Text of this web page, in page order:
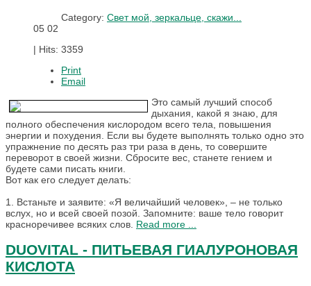
Category: Свет мой, зеркальце, скажи...
05 02
| Hits: 3359
Print
Email
Это самый лучший способ
дыхания, какой я знаю, для
полного обеспечения кислородом всего тела, повышения
энергии и похудения. Если вы будете выполнять только одно это
упражнение по десять раз три раза в день, то совершите
переворот в своей жизни. Сбросите вес, станете гением и
будете сами писать книги.
Вот как его следует делать:
1. Встаньте и заявите: «Я величайший человек», – не только
вслух, но и всей своей позой. Запомните: ваше тело говорит
красноречивее всяких слов. Read more ...
DUOVITAL - ПИТЬЕВАЯ ГИАЛУРОНОВАЯ
КИСЛОТА